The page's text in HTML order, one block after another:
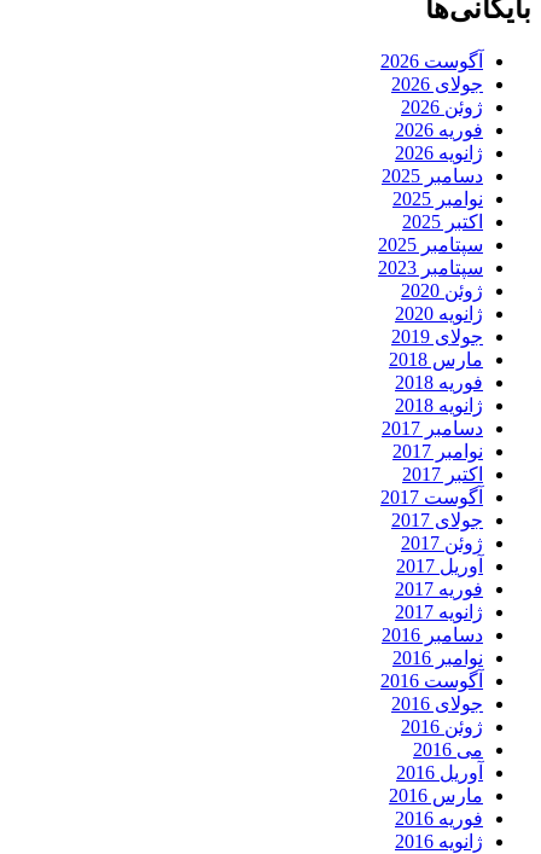
بایگانی‌ها
آگوست 2026
جولای 2026
ژوئن 2026
فوریه 2026
ژانویه 2026
دسامبر 2025
نوامبر 2025
اکتبر 2025
سپتامبر 2025
سپتامبر 2023
ژوئن 2020
ژانویه 2020
جولای 2019
مارس 2018
فوریه 2018
ژانویه 2018
دسامبر 2017
نوامبر 2017
اکتبر 2017
آگوست 2017
جولای 2017
ژوئن 2017
آوریل 2017
فوریه 2017
ژانویه 2017
دسامبر 2016
نوامبر 2016
آگوست 2016
جولای 2016
ژوئن 2016
می 2016
آوریل 2016
مارس 2016
فوریه 2016
ژانویه 2016